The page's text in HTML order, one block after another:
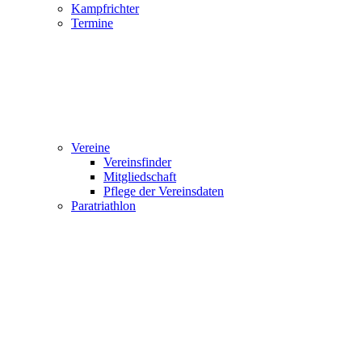
Kampfrichter
Termine
Vereine
Vereinsfinder
Mitgliedschaft
Pflege der Vereinsdaten
Paratriathlon